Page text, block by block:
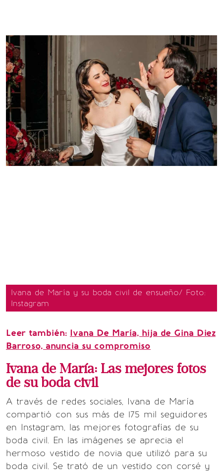
Ivana de María y su boda civil de ensueño/ Foto:
Instagram
Leer también: Ivana De María, hija de Gina Diez
Barroso, anuncia su compromiso
Ivana de María: Las mejores fotos
de su boda civil
A través de redes sociales, Ivana de María
compartió con sus más de 175 mil seguidores
en Instagram, las mejores fotografías de su
boda civil. En las imágenes se aprecia el
hermoso vestido de novia que utilizó para su
boda civil. Se trató de un vestido con corsé y